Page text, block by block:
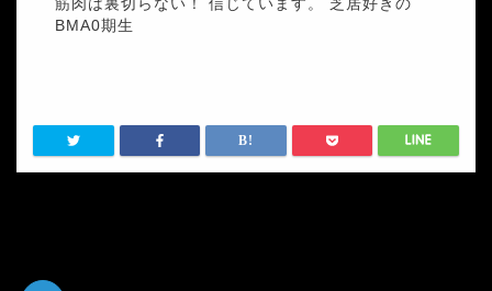
筋肉は裏切らない！ 信じています。 芝居好きの
BMA0期生